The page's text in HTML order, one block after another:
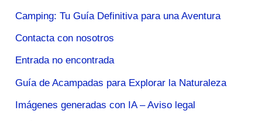
Camping: Tu Guía Definitiva para una Aventura
Contacta con nosotros
Entrada no encontrada
Guía de Acampadas para Explorar la Naturaleza
Imágenes generadas con IA – Aviso legal